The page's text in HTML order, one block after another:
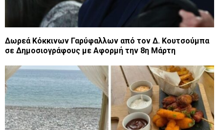
Δωρεά Κόκκινων Γαρύφαλλων από τον Δ. Κουτσούμπα
σε Δημοσιογράφους με Αφορμή την 8η Μάρτη